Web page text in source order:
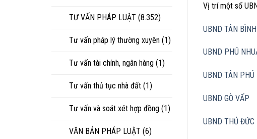
TƯ VẤN PHÁP LUẬT (8.352)
Tư vấn pháp lý thường xuyên (1)
Tư vấn tài chính, ngân hàng (1)
Tư vấn thủ tục nhà đất (1)
Tư vấn và soát xét hợp đồng (1)
VĂN BẢN PHÁP LUẬT (6)
Vị trí một số
UBND TÂN BÌNH
UBND PHÚ
UBND TÂN PHÚ
UBND GÒ VẤP
UBND THỦ ĐỨC